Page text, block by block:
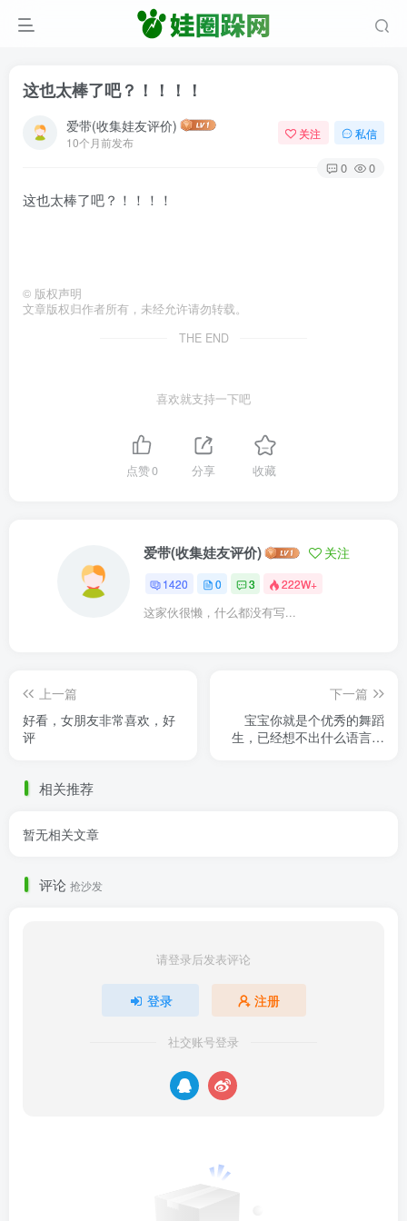
这也太棒了吧？！！！！
爱带(收集娃友评价)
10个月前发布
关注 私信
0 0
这也太棒了吧？！！！！
© 版权声明
文章版权归作者所有，未经允许请勿转载。
THE END
喜欢就支持一下吧
点赞0 分享 收藏
爱带(收集娃友评价) 关注
1420 0 3 222W+
这家伙很懒，什么都没有写...
上一篇
好看，女朋友非常喜欢，好
评
下一篇
宝宝你就是个优秀的舞蹈
生，已经想不出什么语言去
相关推荐
暂无相关文章
评论 抢沙发
请登录后发表评论
登录 注册
社交账号登录